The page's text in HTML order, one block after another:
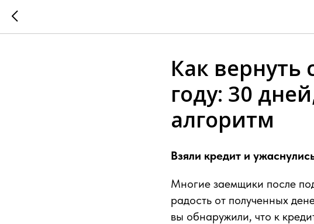
Как вернуть
году: 30
алгоритм
Взяли кредит и
Многие заемщики после
радость от полученных
вы обнаружили, что к